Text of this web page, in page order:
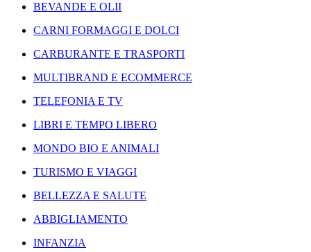
BEVANDE E OLII
CARNI FORMAGGI E DOLCI
CARBURANTE E TRASPORTI
MULTIBRAND E ECOMMERCE
TELEFONIA E TV
LIBRI E TEMPO LIBERO
MONDO BIO E ANIMALI
TURISMO E VIAGGI
BELLEZZA E SALUTE
ABBIGLIAMENTO
INFANZIA